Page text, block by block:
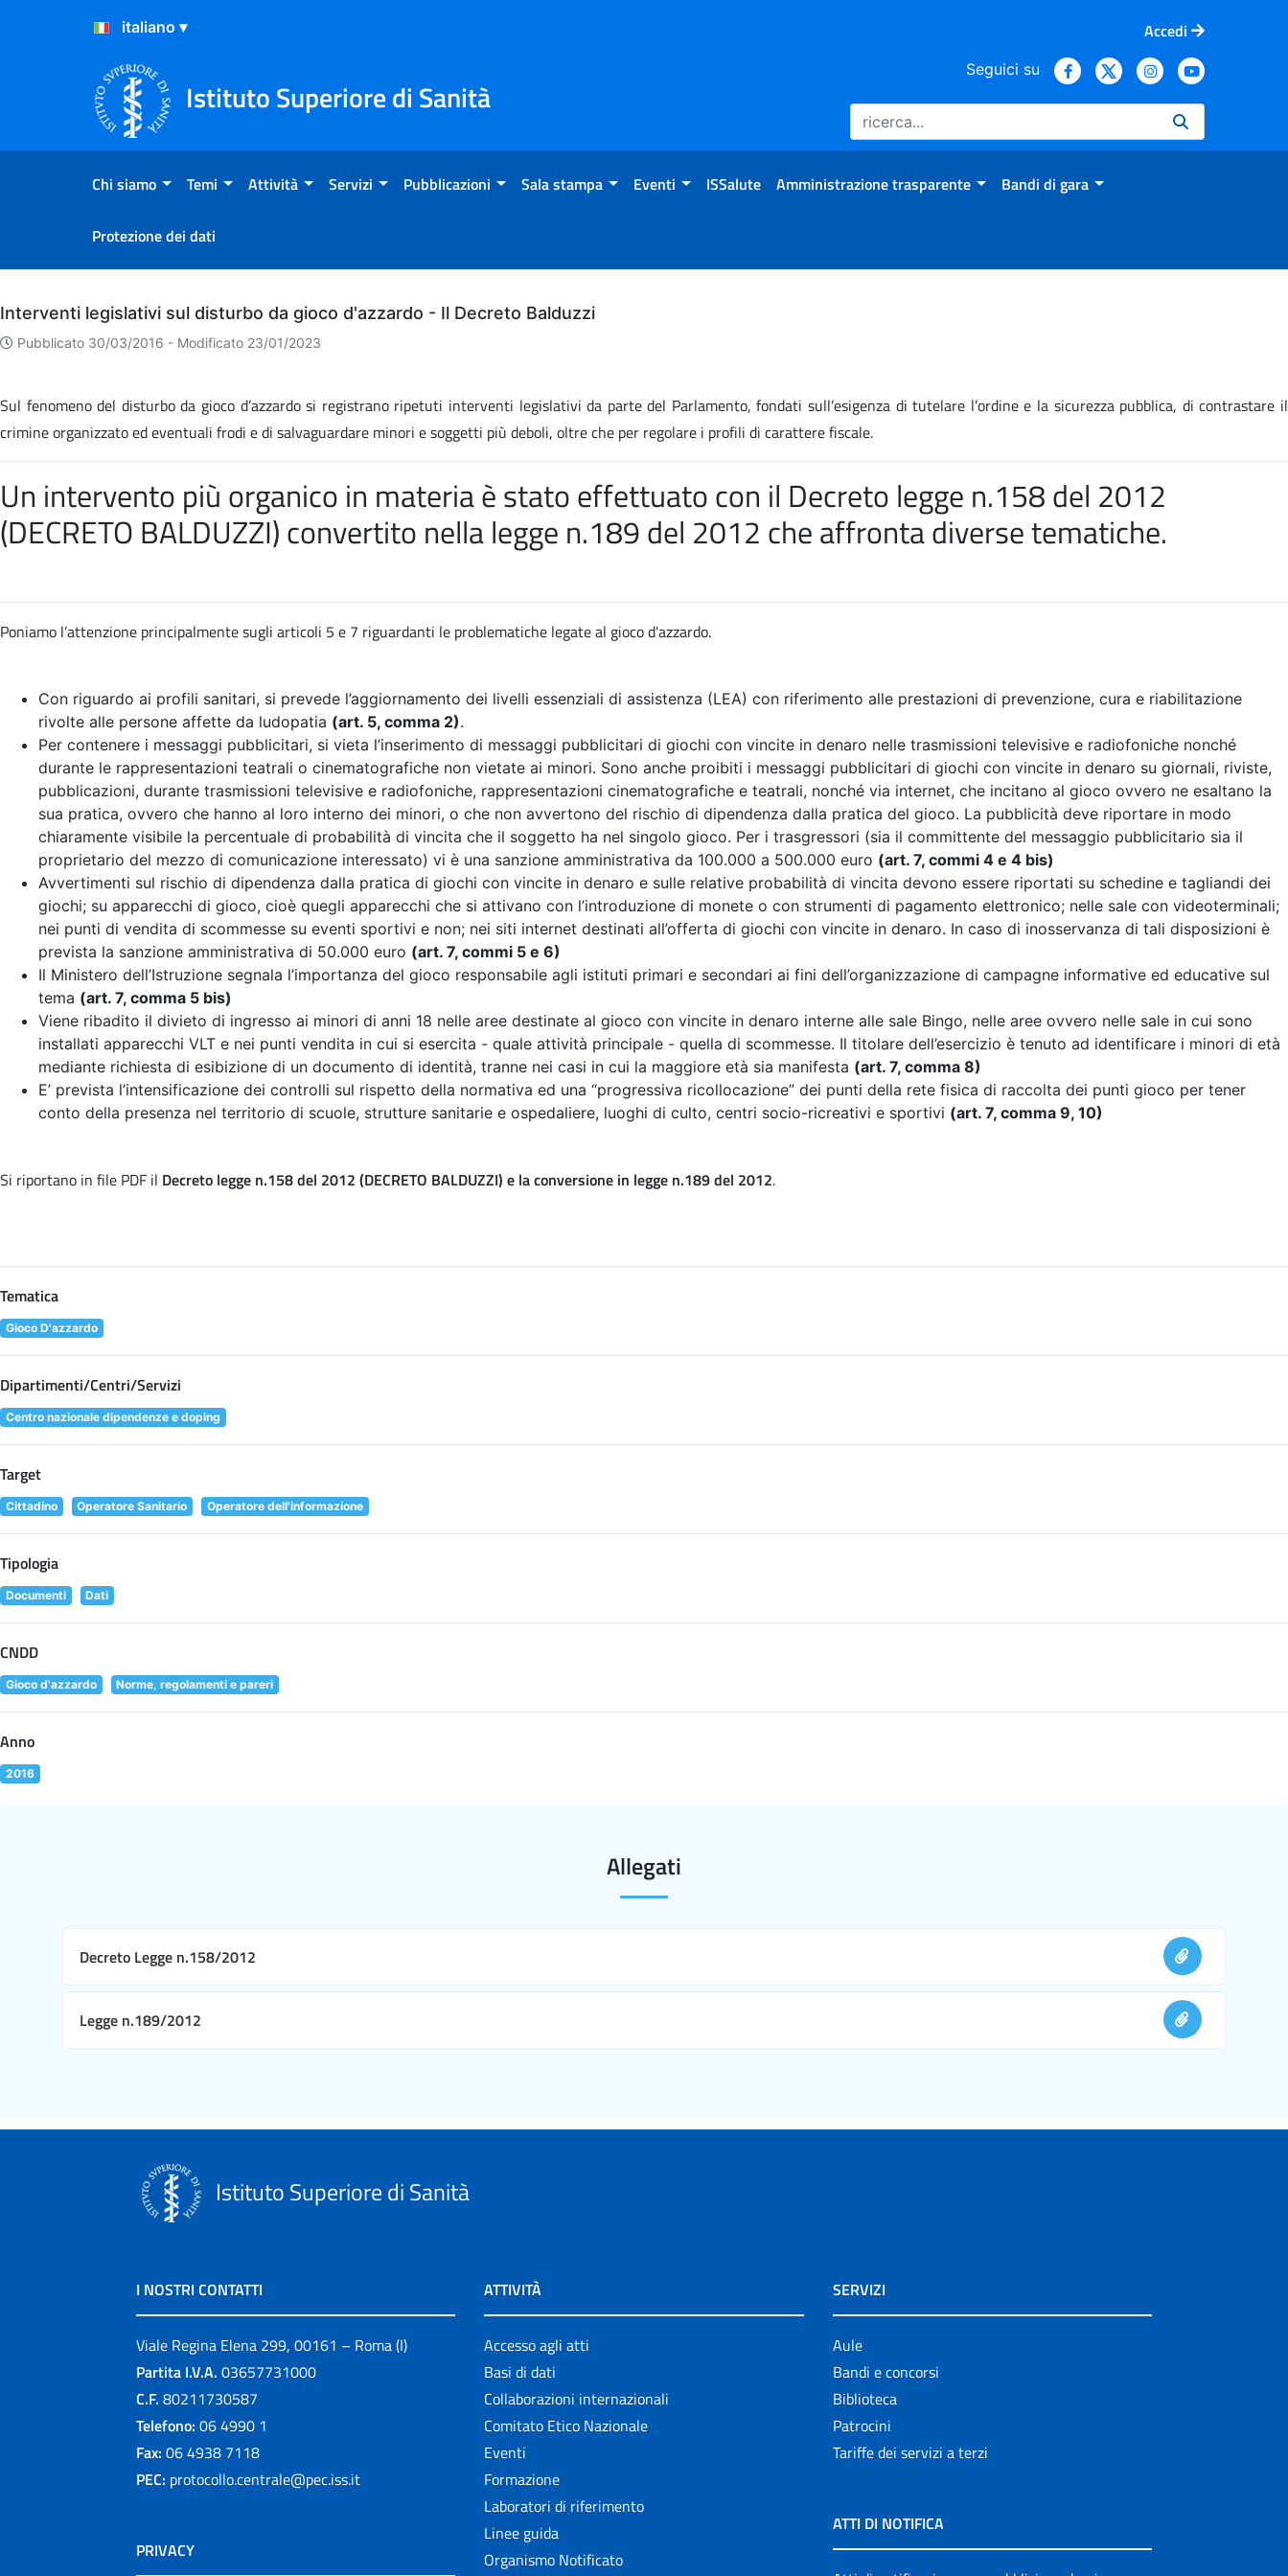
Salta al Contenuto
Salta al Footer
Accedi
Istituto Superiore di Sanità
Seguici su
Chi siamo Temi Attività Servizi Pubblicazioni Sala stampa Eventi ISSalute Amministrazione trasparente Bandi di gara
Protezione dei dati
Archivio
Interventi legislativi sul disturbo da gioco d'azzardo - Il Decreto Balduzzi
Pubblicato 30/03/2016 - Modificato 23/01/2023
Sul fenomeno del disturbo da gioco d’azzardo si registrano ripetuti interventi legislativi da parte del Parlamento, fondati sull’esigenza di tutelare l’ordine e la sicurezza pubblica, di contrastare il
crimine organizzato ed eventuali frodi e di salvaguardare minori e soggetti più deboli, oltre che per regolare i profili di carattere fiscale.
Un intervento più organico in materia è stato effettuato con il Decreto legge n.158 del 2012
(DECRETO BALDUZZI) convertito nellalegge n.189 del 2012 che affronta diverse tematiche.
Poniamo l’attenzione principalmente sugli articoli 5 e 7 riguardanti le problematiche legate al gioco d'azzardo.
Con riguardo ai profili sanitari, si prevede l’aggiornamento dei livelli essenziali di assistenza (LEA) con riferimento alle prestazioni di prevenzione, cura e riabilitazione
rivolte alle persone affette da ludopatia (art. 5, comma 2).
Per contenere i messaggi pubblicitari, si vieta l’inserimento di messaggi pubblicitari di giochi con vincite in denaro nelle trasmissioni televisive e radiofoniche nonché
durante le rappresentazioni teatrali o cinematografiche non vietate ai minori. Sono anche proibiti i messaggi pubblicitari di giochi con vincite in denaro su giornali, riviste,
pubblicazioni, durante trasmissioni televisive e radiofoniche, rappresentazioni cinematografiche e teatrali, nonché via internet, che incitano al gioco ovvero ne esaltano la
sua pratica, ovvero che hanno al loro interno dei minori, o che non avvertono del rischio di dipendenza dalla pratica del gioco. La pubblicità deve riportare in modo
chiaramente visibile la percentuale di probabilità di vincita che il soggetto ha nel singolo gioco. Per i trasgressori (sia il committente del messaggio pubblicitario sia il
proprietario del mezzo di comunicazione interessato) vi è una sanzione amministrativa da 100.000 a 500.000 euro (art. 7, commi 4 e 4 bis)
Avvertimenti sul rischio di dipendenza dalla pratica di giochi con vincite in denaro e sulle relative probabilità di vincita devono essere riportati su schedine e tagliandi dei
giochi; su apparecchi di gioco, cioè quegli apparecchi che si attivano con l’introduzione di monete o con strumenti di pagamento elettronico; nelle sale con videoterminali;
nei punti di vendita di scommesse su eventi sportivi e non; nei siti internet destinati all’offerta di giochi con vincite in denaro. In caso di inosservanza di tali disposizioni è
prevista la sanzione amministrativa di 50.000 euro (art. 7, commi 5 e 6)
Il Ministero dell’Istruzione segnala l’importanza del gioco responsabile agli istituti primari e secondari ai fini dell’organizzazione di campagne informative ed educative sul
tema (art. 7, comma 5 bis)
Viene ribadito il divieto di ingresso ai minori di anni 18 nelle aree destinate al gioco con vincite in denaro interne alle sale Bingo, nelle aree ovvero nelle sale in cui sono
installati apparecchi VLT e nei punti vendita in cui si esercita - quale attività principale - quella di scommesse. Il titolare dell’esercizio è tenuto ad identificare i minori di età
mediante richiesta di esibizione di un documento di identità, tranne nei casi in cui la maggiore età sia manifesta (art. 7, comma 8)
E’ prevista l’intensificazione dei controlli sul rispetto della normativa ed una “progressiva ricollocazione” dei punti della rete fisica di raccolta dei punti gioco per tener
conto della presenza nel territorio di scuole, strutture sanitarie e ospedaliere, luoghi di culto, centri socio-ricreativi e sportivi (art. 7, comma 9, 10)
Si riportano in file PDF il Decreto legge n.158 del 2012 (DECRETO BALDUZZI) e la conversione in legge n.189 del 2012.
Tematica
Gioco D'azzardo
Dipartimenti/Centri/Servizi
Centro nazionale dipendenze e doping
Target
Cittadino Operatore Sanitario Operatore dell'informazione
Tipologia
Documenti Dati
CNDD
Gioco d'azzardo Norme, regolamenti e pareri
Anno
2016
Allegati
Decreto Legge n.158/2012
Legge n.189/2012
Istituto Superiore di Sanità
I NOSTRI CONTATTI
Viale Regina Elena 299, 00161 – Roma (I)
Partita I.V.A. 03657731000
C.F. 80211730587
Telefono: 06 4990 1
Fax: 06 4938 7118
PEC: protocollo.centrale@pec.iss.it
PRIVACY
ATTIVITÀ
Accesso agli atti
Basi di dati
Collaborazioni internazionali
Comitato Etico Nazionale
Eventi
Formazione
Laboratori di riferimento
Linee guida
Organismo Notificato
SERVIZI
Aule
Bandi e concorsi
Biblioteca
Patrocini
Tariffe dei servizi a terzi
ATTI DI NOTIFICA